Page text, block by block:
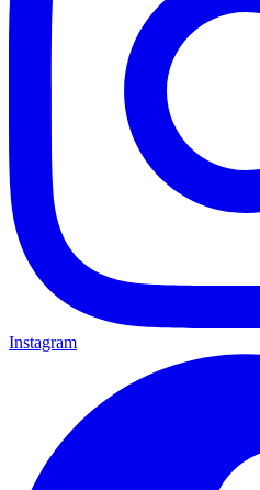
Instagram